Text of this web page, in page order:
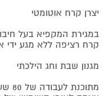
יצרן קרח אוטומטי
במגירת המקפיא בעל
קרח רציפה ללא מגע ידי
מגנון שבת וחג הילכתי